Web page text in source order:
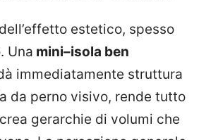
estetico, spesso
Una mini–isola ben
immediatamente struttura
da perno visivo, rende tutto
gerarchie di volumi che